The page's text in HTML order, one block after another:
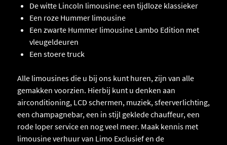
De witte Lincoln limousine: een tijdloze klassieker
Een roze Hummer limousine
Een zwarte Hummer limousine Lambo Edition met
vleugeldeuren
Een stoere truck
Alle limousines die u bij ons kunt huren, zijn van alle
gemakken voorzien. Hierbij kunt u denken aan
airconditioning, LCD schermen, muziek, sfeerverlichting,
een champagnebar, een in stijl geklede chauffeur, een
rode loper service en nog veel meer. Maak kennis met
limousine verhuur van Limo Exclusief en de